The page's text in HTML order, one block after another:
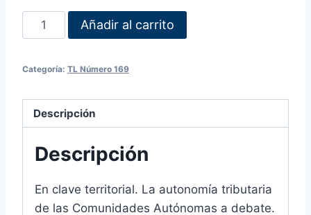
Añadir al carrito
Categoría: TL Número 169
Descripción
Descripción
En clave territorial. La autonomía tributaria
de las Comunidades Autónomas a debate.